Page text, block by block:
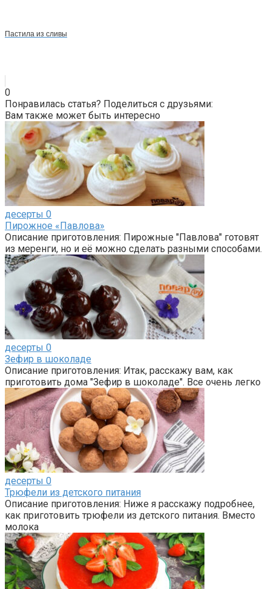
Пастила из сливы
0
Понравилась статья? Поделиться с друзьями:
Вам также может быть интересно
десерты 0
Пирожное «Павлова»
Описание приготовления: Пирожные "Павлова" готовят
из меренги, но и её можно сделать разными способами.
десерты 0
Зефир в шоколаде
Описание приготовления: Итак, расскажу вам, как
приготовить дома "Зефир в шоколаде". Все очень легко
десерты 0
Трюфели из детского питания
Описание приготовления: Ниже я расскажу подробнее,
как приготовить трюфели из детского питания. Вместо
молока